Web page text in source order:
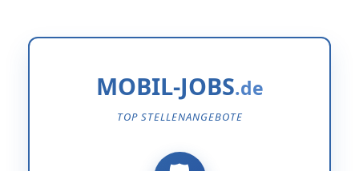
MOBIL-JOBS
TOP STELLENANGEBOTE